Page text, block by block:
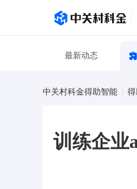
最新动态
中关村科金得助智能 得
训练企业